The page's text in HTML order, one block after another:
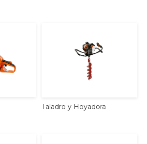
Taladro y Hoyadora